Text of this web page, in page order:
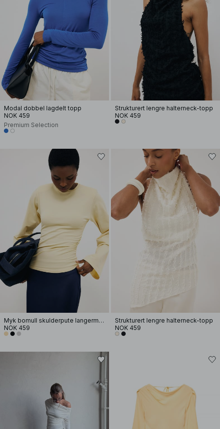
Modal dobbel lagdelt topp
NOK 459
Premium Selection
Strukturert lengre halterneck-topp
NOK 459
Myk bomull skulderpute langermet T-skjorte
NOK 459
Strukturert lengre halterneck-topp
NOK 459